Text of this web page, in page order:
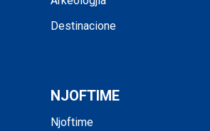
Destinacione
NJOFTIME
Njoftime